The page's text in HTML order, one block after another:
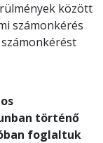
között
számonkérés
történő
foglaltuk